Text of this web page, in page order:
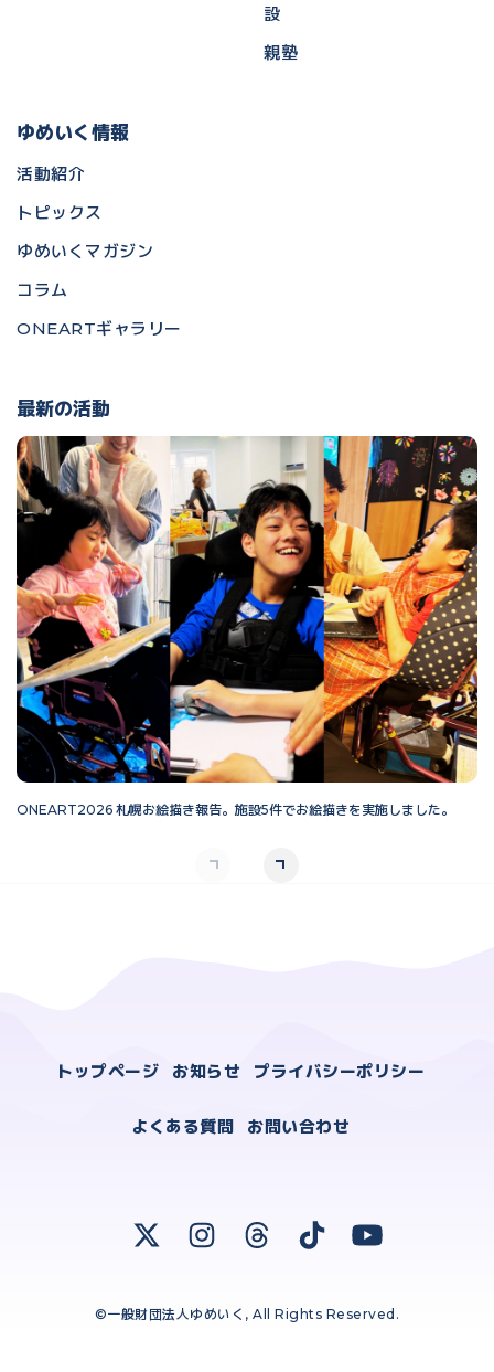
設
親塾
ゆめいく情報
活動紹介
トピックス
ゆめいくマガジン
コラム
ONEARTギャラリー
最新の活動
ONEART2026 札幌お絵描き報告。施設5件でお絵描きを実施しました。
トップページ お知らせ プライバシーポリシー
よくある質問 お問い合わせ
©一般財団法人ゆめいく, All Rights Reserved.